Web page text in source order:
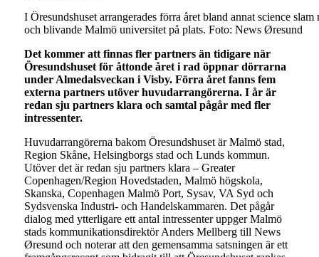
I Öresundshuset arrangerades förra året bland annat science
och blivande Malmö universitet på plats. Foto: News Øresund
Det kommer att finnas fler partners än tidigare när
Öresundshuset för åttonde året i rad öppnar dörrarna
under Almedalsveckan i Visby. Förra året fanns fem
externa partners utöver huvudarrangörerna. I år är
redan sju partners klara och samtal pågår med fler
intressenter.
Huvudarrangörerna bakom Öresundshuset är Malmö stad,
Region Skåne, Helsingborgs stad och Lunds kommun.
Utöver det är redan sju partners klara – Greater
Copenhagen/Region Hovedstaden, Malmö högskola,
Skanska, Copenhagen Malmö Port, Sysav, VA Syd och
Sydsvenska Industri- och Handelskammaren. Det pågår
dialog med ytterligare ett antal intressenter uppger Malmö
stads kommunikationsdirektör Anders Mellberg till News
Øresund och noterar att den gemensamma satsningen är ett